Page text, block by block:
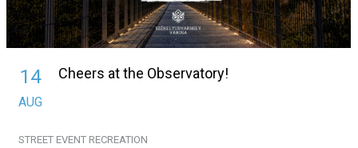
14
AUG
Cheers at the Observatory!
STREET EVENT RECREATION